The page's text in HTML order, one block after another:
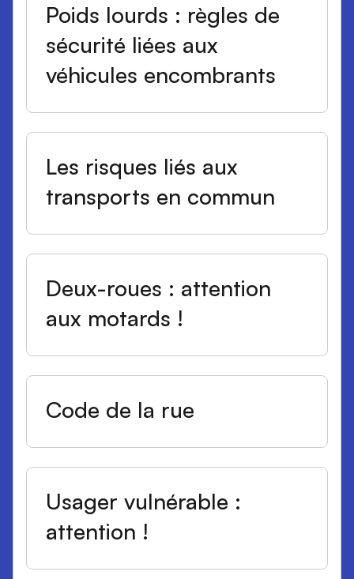
Poids lourds : règles de
sécurité liées aux
véhicules encombrants
Les risques liés aux
transports en commun
Deux-roues : attention
aux motards !
Code de la rue
Usager vulnérable :
attention !